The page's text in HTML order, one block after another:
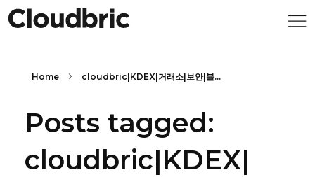
Home cloudbric|KDEX|거래소|보안|블...
Posts tagged:
cloudbric|KDEX|